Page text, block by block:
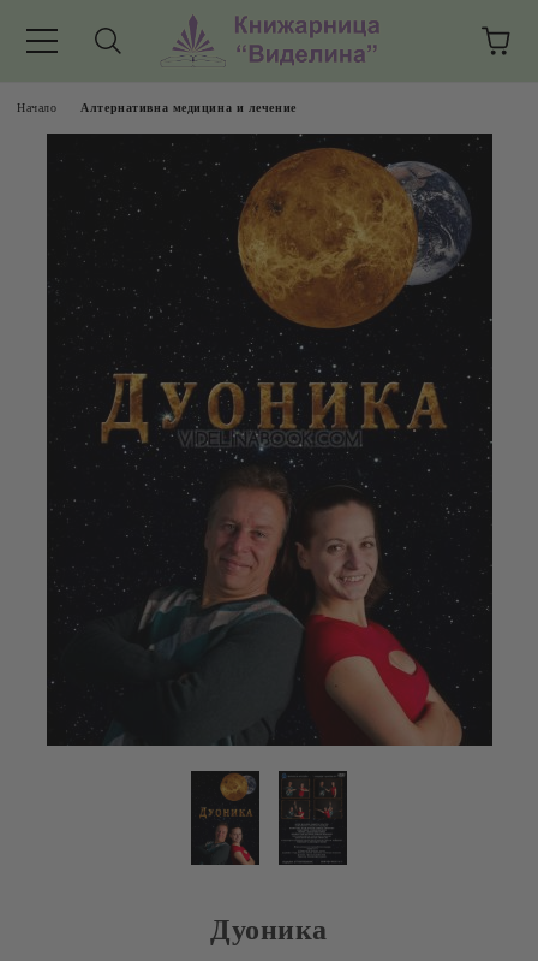
Начало Алтернативна медицина и лечение
Дуоника